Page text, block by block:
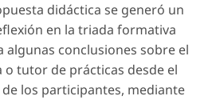
didáctica se generó un
en la triada formativa
conclusiones sobre el
tutor de prácticas desde el
los participantes, mediante